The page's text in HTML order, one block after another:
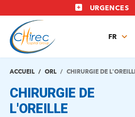
au
contenu
principal
URGENCES
FR
EN
ACCUEIL ORL CHIRURGIE DE
CHIRURGIE DE
L'OREILLE